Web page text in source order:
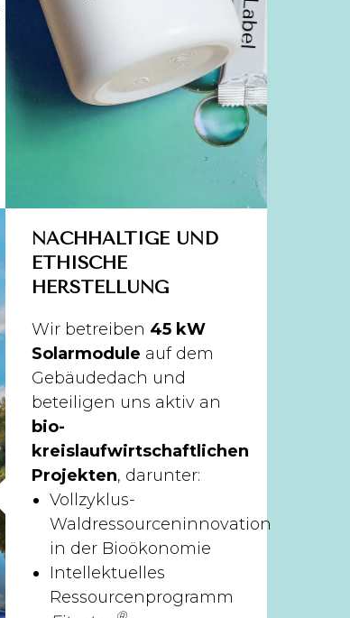
NACHHALTIGE UND
ETHISCHE
HERSTELLUNG
Wir betreiben 45 kW
Solarmodule auf dem
Gebäudedach und
beteiligen uns aktiv an
bio-
kreislaufwirtschaftlichen
Projekten, darunter:
Vollzyklus-
Waldressourceninnovation
in der Bioökonomie
Intellektuelles
Ressourcenprogramm